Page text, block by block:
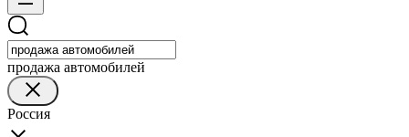
продажа автомобилей
Россия